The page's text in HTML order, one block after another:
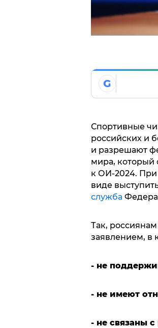
G
Спортивные
российских и
и разрешают
мира, который
к ОИ-2024.
виде
служба
Так,
заявлением, в
- не
- не имеют
- не связаны